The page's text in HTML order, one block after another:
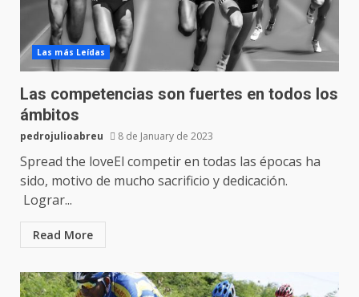
Las más Leídas
Las competencias son fuertes en todos los
ámbitos
pedrojulioabreu 8 de January de 2023
Spread the loveEl competir en todas las épocas ha
sido, motivo de mucho sacrificio y dedicación.
Lograr...
Read More